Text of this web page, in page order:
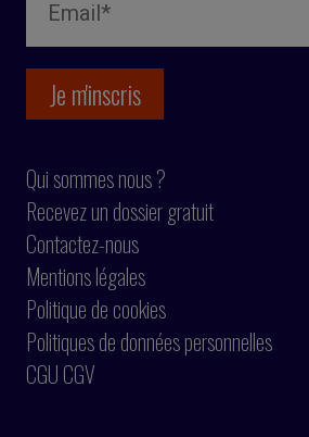
Qui sommes nous ?
Recevez un dossier gratuit
Contactez-nous
Mentions légales
Politique de cookies
Politiques de données personnelles
CGU CGV